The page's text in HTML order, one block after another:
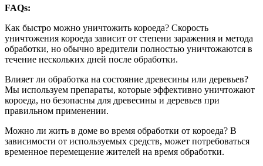
FAQs:
Как быстро можно уничтожить короеда? Скорость
уничтожения короеда зависит от степени заражения и метода
обработки, но обычно вредители полностью уничтожаются в
течение нескольких дней после обработки.
Влияет ли обработка на состояние древесины или деревьев?
Мы используем препараты, которые эффективно уничтожают
короеда, но безопасны для древесины и деревьев при
правильном применении.
Можно ли жить в доме во время обработки от короеда? В
зависимости от используемых средств, может потребоваться
временное перемещение жителей на время обработки.